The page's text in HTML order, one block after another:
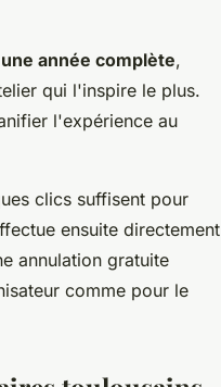
une année complète,
qui l'inspire le plus.
l'expérience au
clics suffisent pour
ensuite directement
annulation gratuite
comme pour le